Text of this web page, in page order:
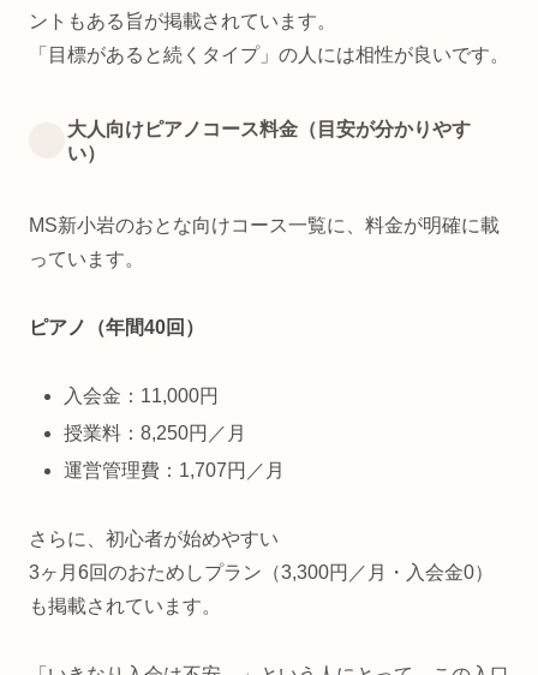
ントもある旨が掲載されています。
「目標があると続くタイプ」の人には相性が良いです。
大人向けピアノコース料金（目安が分かりやす
い）
MS新小岩のおとな向けコース一覧に、料金が明確に載
っています。
ピアノ（年間40回）
入会金：11,000円
授業料：8,250円／月
運営管理費：1,707円／月
さらに、初心者が始めやすい
3ヶ月6回のおためしプラン（3,300円／月・入会金0）
も掲載されています。